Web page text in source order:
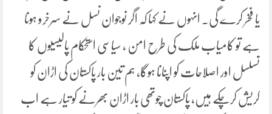
یا فخر کرے گی۔ انہوں نے کہا کہ اگر نوجوان نسل نے سرخرو ہونا
ہے تو کامیاب ملک کی طرح امن ، سیاسی استحکام پالیسیوں کا
تسلسل اور اصلاحات کو اپنانا ہوگا، ہم تین بار پاکستان کی اڑان کو
کریش کرچکے ہیں، پاکستان چوتھی بار اڑان بھرنے کو تیار ہے اب